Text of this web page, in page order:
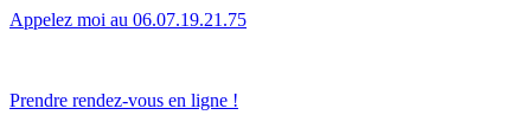
Appelez moi au 06.07.19.21.75
Prendre rendez-vous en ligne !